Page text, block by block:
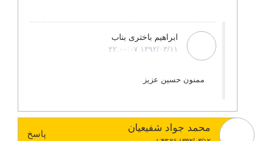
ابراهیم باختری بناب
۱۳۹۲/۰۳/۱۱ ۲۲:۰۰:۰۷
ممنون حسین عزیز
محمد جواد شفیعیان
پاسخ